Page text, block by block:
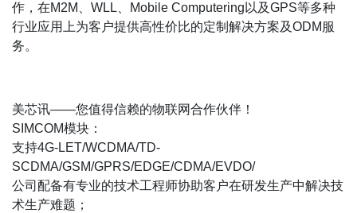
作，在M2M、WLL、Mobile Computering以及GPS等多种
行业应用上为客户提供高性价比的定制解决方案及ODM服
务。
美芯讯——您值得信赖的物联网合作伙伴！
SIMCOM模块：
支持4G-LET/WCDMA/TD-
SCDMA/GSM/GPRS/EDGE/CDMA/EVDO/
公司配备有专业的技术工程师协助客户在研发生产中解决技
术生产难题；